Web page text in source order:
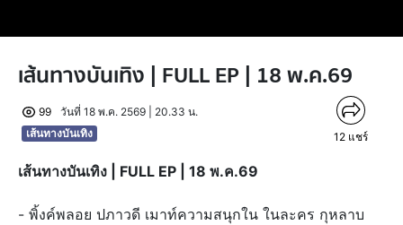
เส้นทางบันเทิง | FULL EP | 18 พ.ค.69
99
วันที่ 18 พ.ค. 2569 | 20.33 น.
เส้นทางบันเทิง
12 แชร์
เส้นทางบันเทิง | FULL EP | 18 พ.ค.69
- พิ้งค์พลอย ปภาวดี เมาท์ความสนุกใน ในละคร กุหลาบ